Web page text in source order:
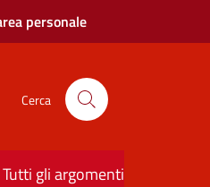
personale
Cerca
Tutti gli argomenti